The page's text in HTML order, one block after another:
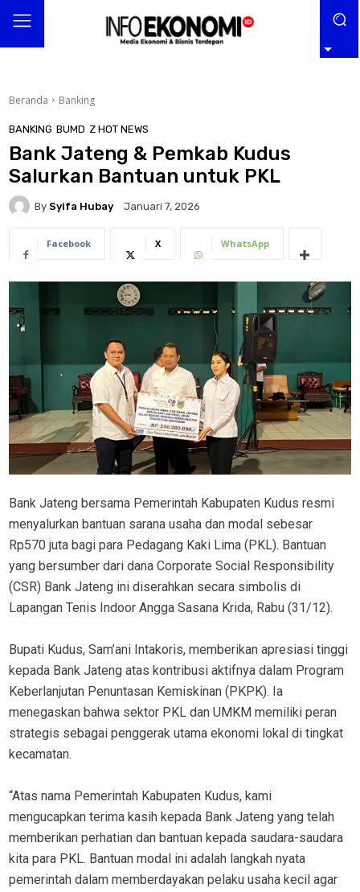
Beranda Banking
BANKING BUMD Z HOT NEWS
Bank Jateng & Pemkab Kudus
Salurkan Bantuan untuk PKL
By Syifa Hubay Januari 7, 2026
Facebook X WhatsApp
Bank Jateng bersama Pemerintah Kabupaten Kudus resmi
menyalurkan bantuan sarana usaha dan modal sebesar
Rp570 juta bagi para Pedagang Kaki Lima (PKL). Bantuan
yang bersumber dari dana Corporate Social Responsibility
(CSR) Bank Jateng ini diserahkan secara simbolis di
Lapangan Tenis Indoor Angga Sasana Krida, Rabu (31/12).
Bupati Kudus, Sam’ani Intakoris, memberikan apresiasi tinggi
kepada Bank Jateng atas kontribusi aktifnya dalam Program
Keberlanjutan Penuntasan Kemiskinan (PKPK). Ia
menegaskan bahwa sektor PKL dan UMKM memiliki peran
strategis sebagai penggerak utama ekonomi lokal di tingkat
kecamatan.
“Atas nama Pemerintah Kabupaten Kudus, kami
mengucapkan terima kasih kepada Bank Jateng yang telah
memberikan perhatian dan bantuan kepada saudara-saudara
kita para PKL. Bantuan modal ini adalah langkah nyata
pemerintah dalam memberdayakan pelaku usaha kecil agar